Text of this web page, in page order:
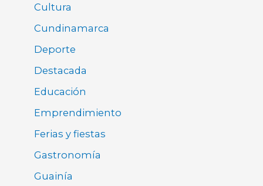
Cultura
Cundinamarca
Deporte
Destacada
Educación
Emprendimiento
Ferias y fiestas
Gastronomía
Guainía